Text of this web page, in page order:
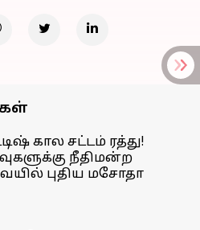
கால சட்டம் ரத்து!
நீதிமன்ற
புதிய மசோதா